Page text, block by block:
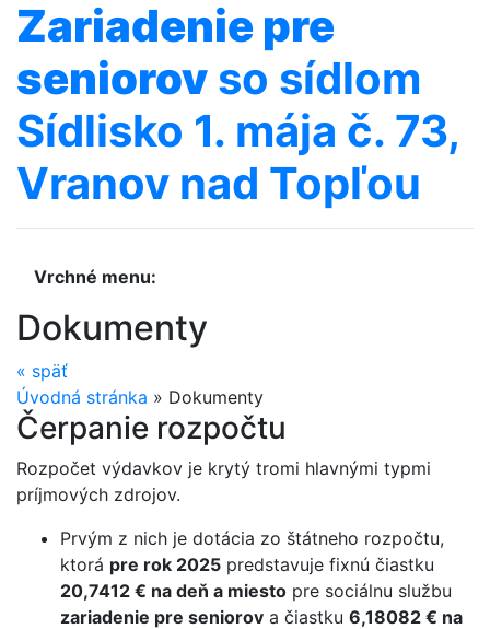
Zariadenie pre
seniorov so sídlom
Sídlisko 1. mája č. 73,
Vranov nad Topľou
Vrchné menu:
Dokumenty
« späť
Úvodná stránka » Dokumenty
Čerpanie rozpočtu
Rozpočet výdavkov je krytý tromi hlavnými typmi
príjmových zdrojov.
Prvým z nich je dotácia zo štátneho rozpočtu,
ktorá pre rok 2025 predstavuje fixnú čiastku
20,7412 € na deň a miesto pre sociálnu službu
zariadenie pre seniorov a čiastku 6,18082 € na